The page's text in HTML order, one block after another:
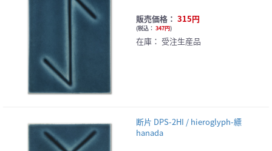
販売価格： 315円
(税込： 347円)
在庫： 受注生産品
断片 DPS-2HI / hieroglyph-縹
hanada